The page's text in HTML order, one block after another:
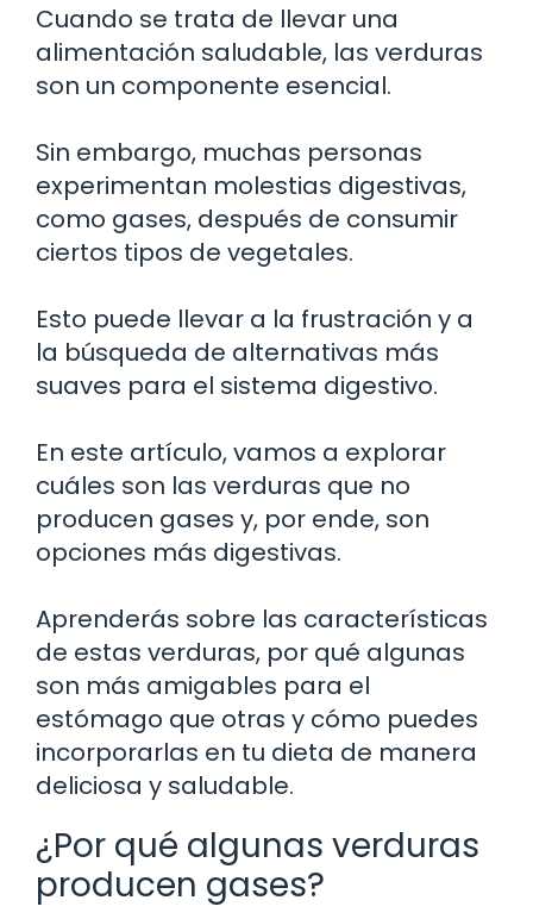
Cuando se trata de llevar una
alimentación saludable, las verduras
son un componente esencial.
Sin embargo, muchas personas
experimentan molestias digestivas,
como gases, después de consumir
ciertos tipos de vegetales.
Esto puede llevar a la frustración y a
la búsqueda de alternativas más
suaves para el sistema digestivo.
En este artículo, vamos a explorar
cuáles son las verduras que no
producen gases y, por ende, son
opciones más digestivas.
Aprenderás sobre las características
de estas verduras, por qué algunas
son más amigables para el
estómago que otras y cómo puedes
incorporarlas en tu dieta de manera
deliciosa y saludable.
¿Por qué algunas verduras
producen gases?